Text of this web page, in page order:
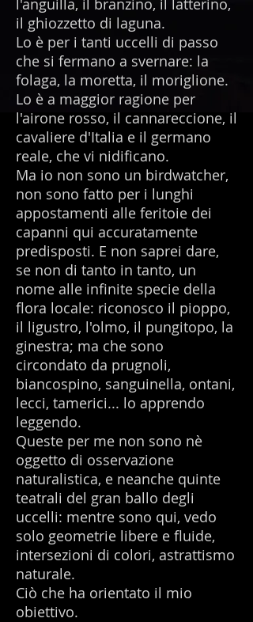
l'anguilla, il branzino, il latterino,
il ghiozzetto di laguna.
Lo è per i tanti uccelli di passo
che si fermano a svernare: la
folaga, la moretta, il moriglione.
Lo è a maggior ragione per
l'airone rosso, il cannareccione, il
cavaliere d'Italia e il germano
reale, che vi nidificano.
Ma io non sono un birdwatcher,
non sono fatto per i lunghi
appostamenti alle feritoie dei
capanni qui accuratamente
predisposti. E non saprei dare,
se non di tanto in tanto, un
nome alle infinite specie della
flora locale: riconosco il pioppo,
il ligustro, l'olmo, il pungitopo, la
ginestra; ma che sono
circondato da prugnoli,
biancospino, sanguinella, ontani,
lecci, tamerici... lo apprendo
leggendo.
Queste per me non sono nè
oggetto di osservazione
naturalistica, e neanche quinte
teatrali del gran ballo degli
uccelli: mentre sono qui, vedo
solo geometrie libere e fluide,
intersezioni di colori, astrattismo
naturale.
Ciò che ha orientato il mio
obiettivo.